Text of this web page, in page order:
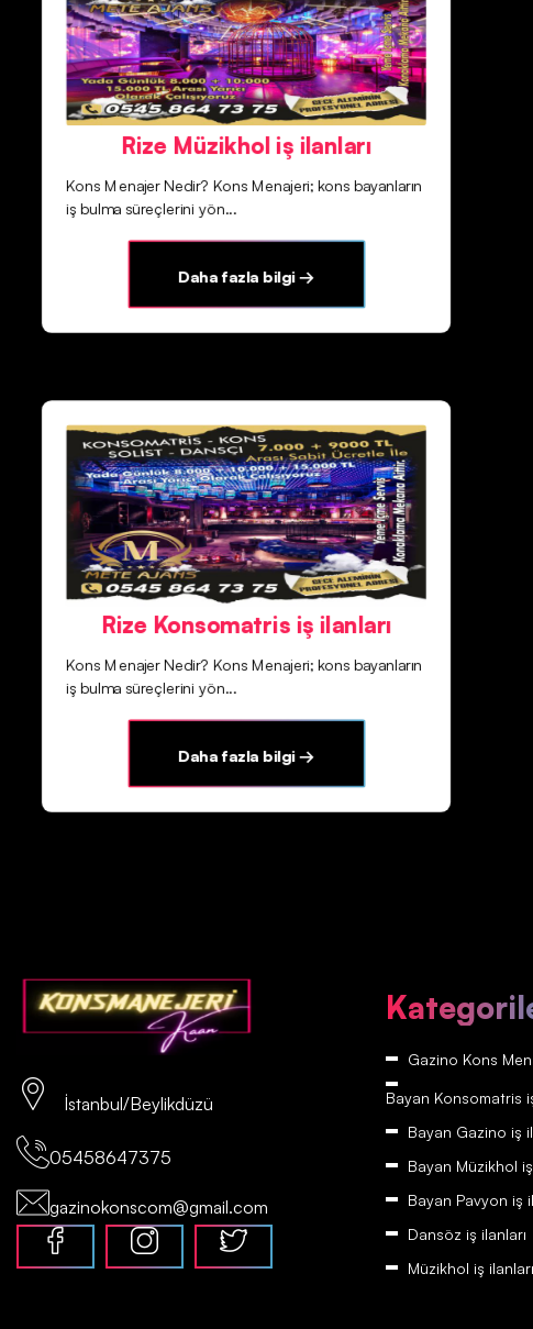
Rize Müzikhol iş ilanları
Kons Menajer Nedir? Kons Menajeri; kons bayanların
iş bulma süreçlerini yön...
Daha fazla bilgi →
Rize Konsomatris iş ilanları
Kons Menajer Nedir? Kons Menajeri; kons bayanların
iş bulma süreçlerini yön...
Daha fazla bilgi →
İstanbul/Beylikdüzü
05458647375
gazinokonscom@gmail.com
Gazino Kons
Bayan Konsomatris
Bayan Gazino iş
Bayan Müzikhol
Bayan Pavyon iş
Dansöz iş ilanları
Müzikhol iş ilanları